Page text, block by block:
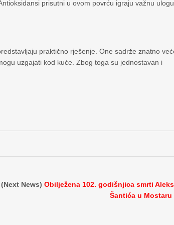
prisutni u ovom povrću igraju važnu ulogu
praktično rješenje. One sadrže znatno
uzgajati kod kuće. Zbog toga su jednostavan i
(Next News)Obilježena 102. godišnjica smrti
Šantića u Mostaru